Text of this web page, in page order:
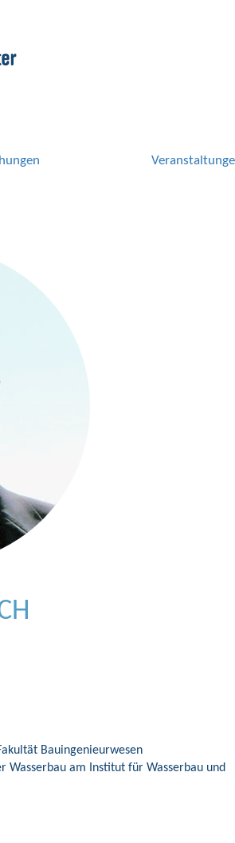
Bauingenieurwesen
Wasserbau am Institut für Wasserbau und